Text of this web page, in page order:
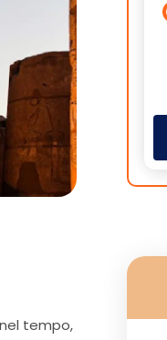
tempo,